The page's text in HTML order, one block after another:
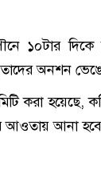
১০টার দিকে
তাদের অনশন
করা হয়েছে,
আওতায় আনা